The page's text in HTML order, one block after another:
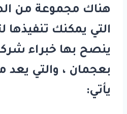
هناك مجموعة من
التي يمكنك تنفيذها
ينصح بها خبراء
بعجمان ، والتي يعد
يأتي: